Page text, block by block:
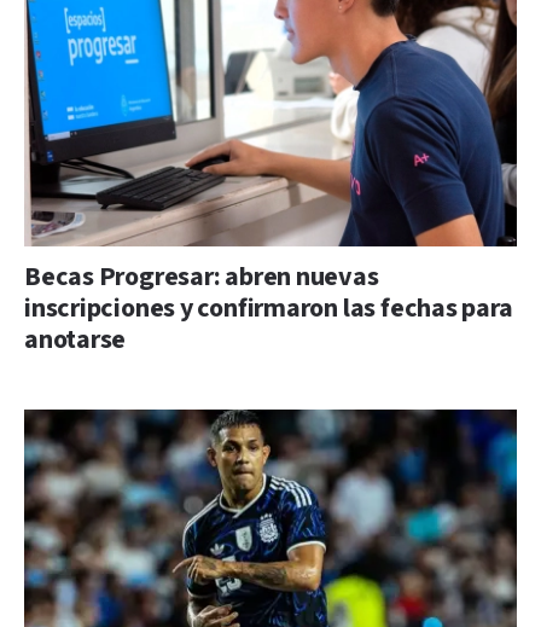
Becas Progresar: abren nuevas
inscripciones y confirmaron las fechas para
anotarse